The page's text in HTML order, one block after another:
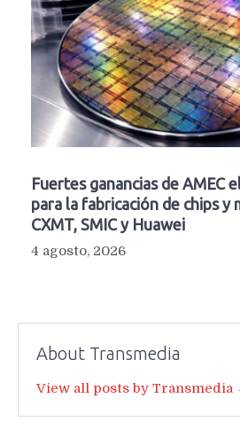
Fuertes ganancias de AMEC
para la fabricación de chips y
CXMT, SMIC y Huawei
4 agosto, 2026
About Transmedia
View all posts by Transmedia